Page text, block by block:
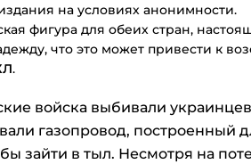
на условиях анонимности.
фигура для обеих стран,
что это может привести к
.
войска выбивали
газопровод, построенный
зайти в тыл. Несмотря на